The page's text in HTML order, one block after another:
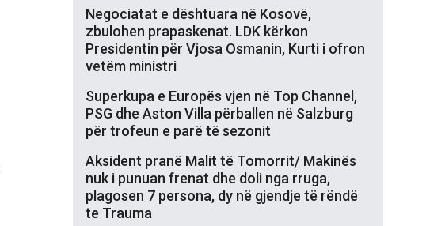
Negociatat e dështuara në Kosovë,
zbulohen prapaskenat. LDK kërkon
Presidentin për Vjosa Osmanin, Kurti i ofron
vetëm ministri
Superkupa e Europës vjen në Top Channel,
PSG dhe Aston Villa përballen në Salzburg
për trofeun e parë të sezonit
Aksident pranë Malit të Tomorrit/ Makinës
nuk i punuan frenat dhe doli nga rruga,
plagosen 7 persona, dy në gjendje të rëndë
te Trauma